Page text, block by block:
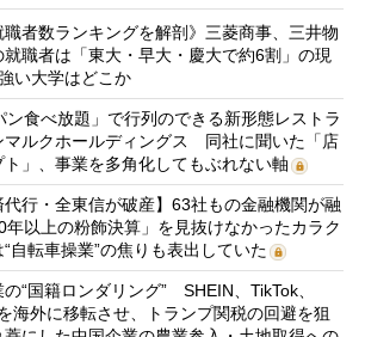
職者数ランキングを解剖》三菱商事、三井物
職者は「東大・早大・慶大で約6割」の現
い大学はどこか
ン食べ放題」で行列のできる新形態レストラ
マルクホールディングス 同社に聞いた「店
」、事業を多角化してもぶれない軸
代行・全東信が破産】63社もの金融機関が融
年以上の粉飾決算」を見抜けなかったカラク
転車操業”の焦りも表出していた
“国籍ロンダリング” SHEIN、TikTok、
海外に移転させ、トランプ関税の回避を狙